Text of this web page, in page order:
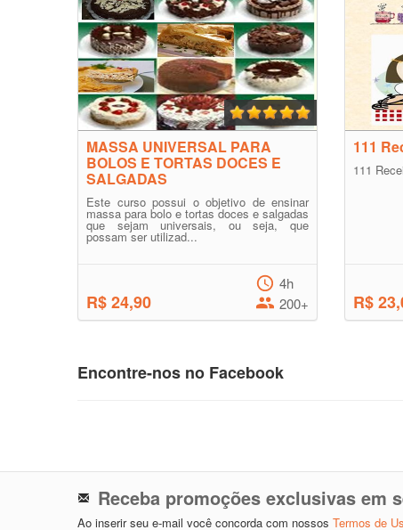
MASSA UNIVERSAL PARA
BOLOS E TORTAS DOCES E
SALGADAS
Este curso possui o objetivo de ensinar
massa para bolo e tortas doces e salgadas
que sejam universais, ou seja, que
possam ser utilizad...
R$ 24,90
4h
200+
111
111
R$
Encontre-nos no Facebook
Receba promoções exclusivas em
Ao inserir seu e-mail você concorda com nossos Termos de